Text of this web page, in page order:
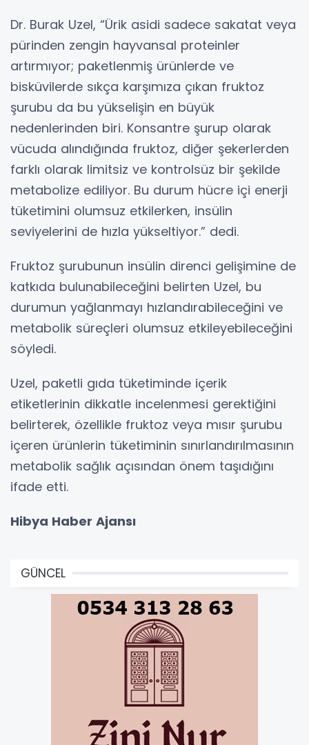
Dr. Burak Uzel, “Ürik asidi sadece sakatat veya
pürinden zengin hayvansal proteinler
artırmıyor; paketlenmiş ürünlerde ve
bisküvilerde sıkça karşımıza çıkan fruktoz
şurubu da bu yükselişin en büyük
nedenlerinden biri. Konsantre şurup olarak
vücuda alındığında fruktoz, diğer şekerlerden
farklı olarak limitsiz ve kontrolsüz bir şekilde
metabolize ediliyor. Bu durum hücre içi enerji
tüketimini olumsuz etkilerken, insülin
seviyelerini de hızla yükseltiyor.” dedi.
Fruktoz şurubunun insülin direnci gelişimine de
katkıda bulunabileceğini belirten Uzel, bu
durumun yağlanmayı hızlandırabileceğini ve
metabolik süreçleri olumsuz etkileyebileceğini
söyledi.
Uzel, paketli gıda tüketiminde içerik
etiketlerinin dikkatle incelenmesi gerektiğini
belirterek, özellikle fruktoz veya mısır şurubu
içeren ürünlerin tüketiminin sınırlandırılmasının
metabolik sağlık açısından önem taşıdığını
ifade etti.
Hibya Haber Ajansı
GÜNCEL